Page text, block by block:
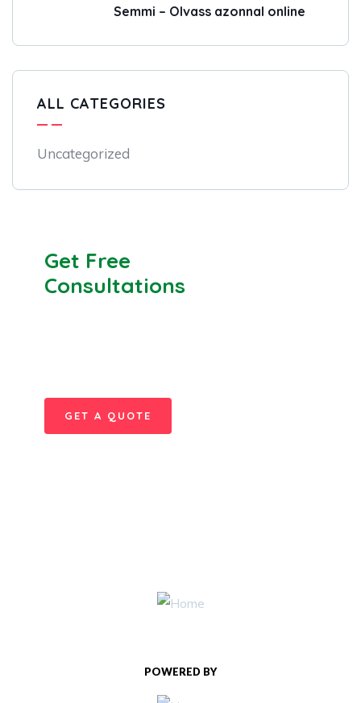
Semmi – Olvass azonnal online
ALL CATEGORIES
Uncategorized
Get Free
Consultations
GET A QUOTE
POWERED BY